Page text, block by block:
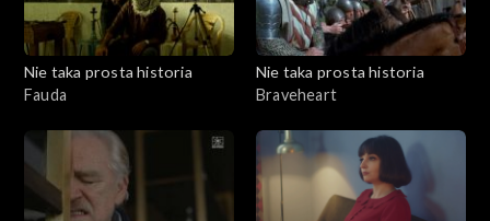
Nie taka prosta historia
Fauda
Nie taka prosta historia
Braveheart